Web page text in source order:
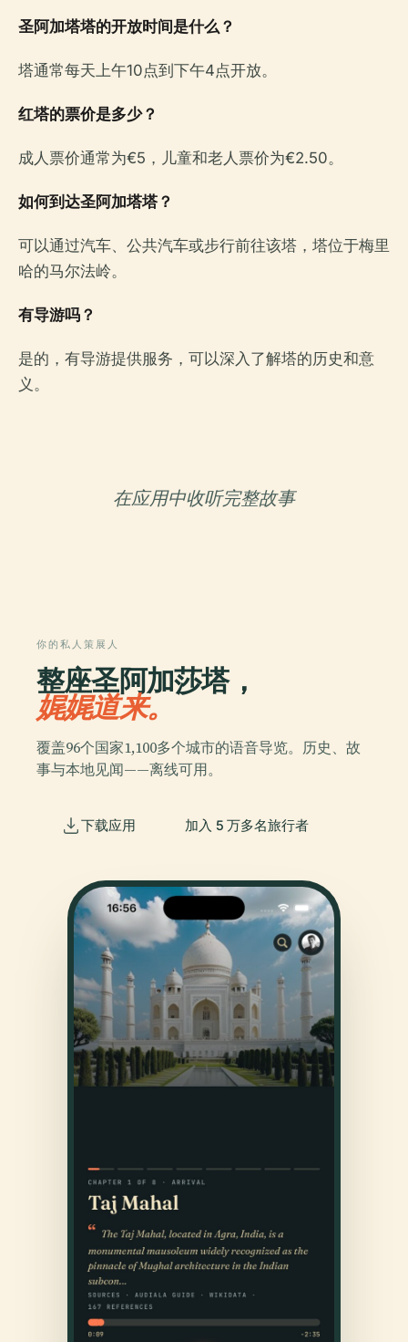
圣阿加塔塔的开放时间是什么？
塔通常每天上午10点到下午4点开放。
红塔的票价是多少？
成人票价通常为€5，儿童和老人票价为€2.50。
如何到达圣阿加塔塔？
可以通过汽车、公共汽车或步行前往该塔，塔位于梅里
哈的马尔法岭。
有导游吗？
是的，有导游提供服务，可以深入了解塔的历史和意
义。
在应用中收听完整故事
你的私人策展人
整座圣阿加莎塔，
娓娓道来。
覆盖96个国家1,100多个城市的语音导览。历史、故
事与本地见闻——离线可用。
下载应用 加入 5 万多名旅行者